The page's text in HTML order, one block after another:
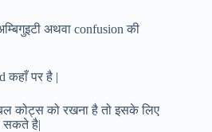
अथवा confusion की
कहाँ पर है |
कोट्स को रखना है तो इसके लिए
सकते है|